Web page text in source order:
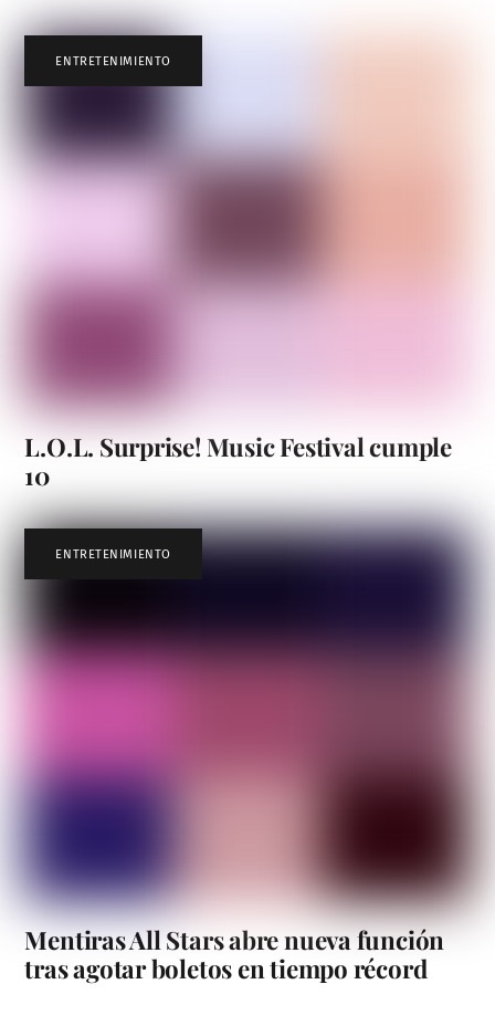
ENTRETENIMIENTO
L.O.L. Surprise! Music Festival cumple
10
ENTRETENIMIENTO
Mentiras All Stars abre nueva función
tras agotar boletos en tiempo récord